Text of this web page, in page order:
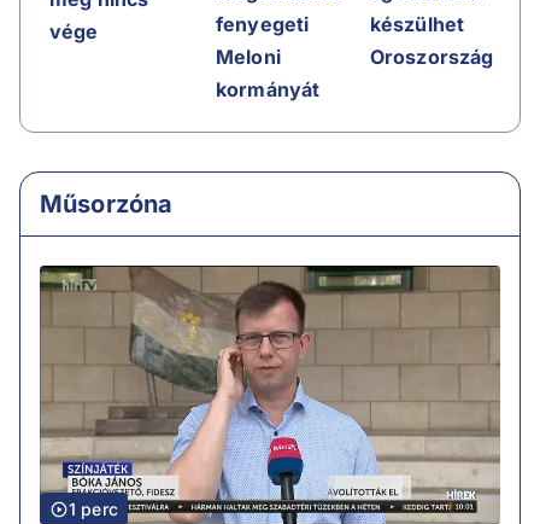
vége
fenyegeti
Meloni
kormányát
készülhet
Oroszország
Műsorzóna
1 perc